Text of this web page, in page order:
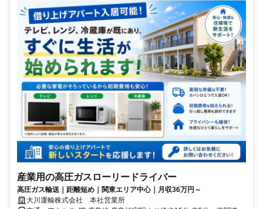
産業用の高圧ガスローリードライバー
高圧ガス輸送｜距離短め｜関東エリア中心｜月収36万円～
大川運輸株式会社 本社営業所